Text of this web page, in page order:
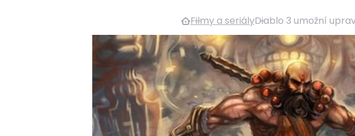
Filmy a seriályDiablo 3 umožní